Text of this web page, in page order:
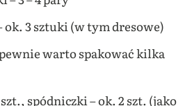
ok. 3 sztuki (w tym dresowe)
warto spakować kilka
spódniczki – ok. 2 szt. (jako